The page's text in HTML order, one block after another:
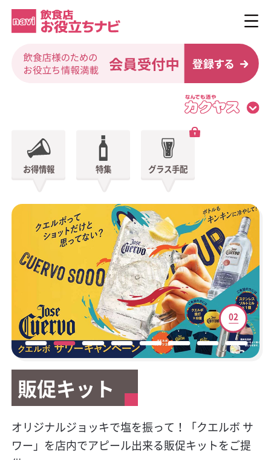
お得情報 特集 グラス手配
販促キット
今大人気のプレミアムテキーラの販促物が貰え
る！クエルボ 1800 レポサド キャンペーン
01
販促キット
オリジナルジョッキで塩を振って！「クエルボ サ
ワー」を店内でアピール出来る販促キットをご提
02
新サービスご案内
カクヤスで廃食用油の回収サービスを始めまし
た！
03
テイクアウト容器
テイクアウトやデリバリーに大活躍！小ロットか
らお届け可能なテイクアウト容器特集
04
マイレージキャンペーン
対象商品のポイントシールを集めて応募！お好き
な景品と交換出来る「カンパリ・ワイルドターキ
05
公式Facebookページ開
設
カクヤス業務用Facebookページ「カクヤス飲食店
06
HACCP（ハサップ）と
は？
対策はじめていますか？6月より完全義務化になり
07
キラシャン特集
キラキラボトルで映えるパリピ酒！オシャレなス
パークリングワイン11選
08